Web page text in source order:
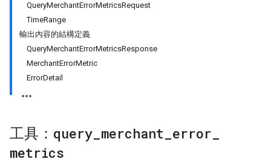
QueryMerchantErrorMetricsRequest
TimeRange
輸出內容的結構定義
QueryMerchantErrorMetricsResponse
MerchantErrorMetric
ErrorDetail
工具： query merchant error
metrics